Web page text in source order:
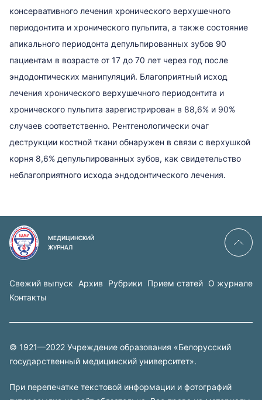
консервативного лечения хронического верхушечного
периодонтита и хронического пульпита, а также состояние
апикального периодонта депульпированных зубов 90
пациентам в возрасте от 17 до 70 лет через год после
эндодонтических манипуляций. Благоприятный исход
лечения хронического верхушечного периодонтита и
хронического пульпита зарегистрирован в 88,6% и 90%
случаев соответственно. Рентгенологически очаг
деструкции костной ткани обнаружен в связи с верхушкой
корня 8,6% депульпированных зубов, как свидетельство
неблагоприятного исхода эндодонтического лечения.
МЕДИЦИНСКИЙ
ЖУРНАЛ
Свежий выпуск Архив Рубрики Прием статей О журнале
Контакты
© 1921—2022 Учреждение образования «Белорусский
государственный медицинский университет».
При перепечатке текстовой информации и фотографий